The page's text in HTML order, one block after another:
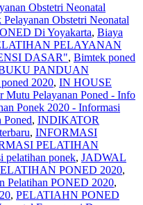
Obstetri Neonatal
Obstetri Neonatal
Di Yoyakarta, Biaya
PELAYANAN
DASAR", Bimtek poned
PANDUAN
2020, IN HOUSE
Mutu Pelayanan Poned - Info
Ponek 2020 - Informasi
Poned, INDIKATOR
, INFORMASI
PELATIHAN
pelatihan ponek, JADWAL
PONED 2020,
Pelatihan PONED 2020,
, PELATIAHN PONED